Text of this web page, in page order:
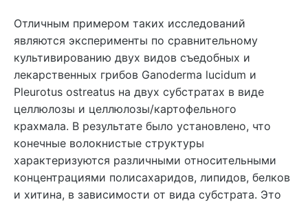
Отличным примером таких исследований
являются эксперименты по сравнительному
культивированию двух видов съедобных и
лекарственных грибов Ganoderma lucidum и
Pleurotus ostreatus на двух субстратах в виде
целлюлозы и целлюлозы/картофельного
крахмала. В результате было установлено, что
конечные волокнистые структуры
характеризуются различными относительными
концентрациями полисахаридов, липидов, белков
и хитина, в зависимости от вида субстрата. Это